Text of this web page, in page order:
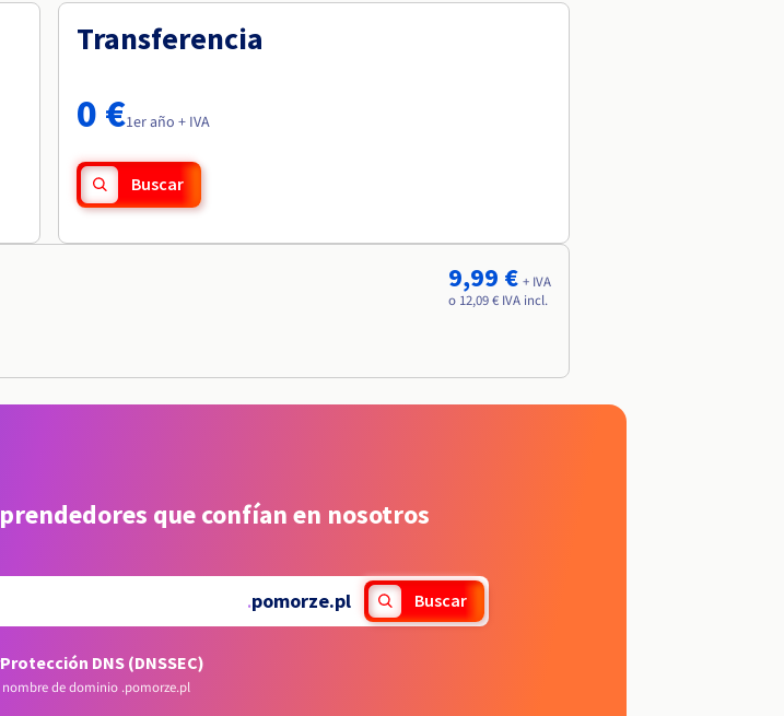
Transferencia
0 €1er año + IVA
Buscar
9,99 € + IVA
o 12,09 € IVA incl.
que confían en nosotros
.pomorze.pl Buscar
Protección DNS (DNSSEC)
de dominio .pomorze.pl